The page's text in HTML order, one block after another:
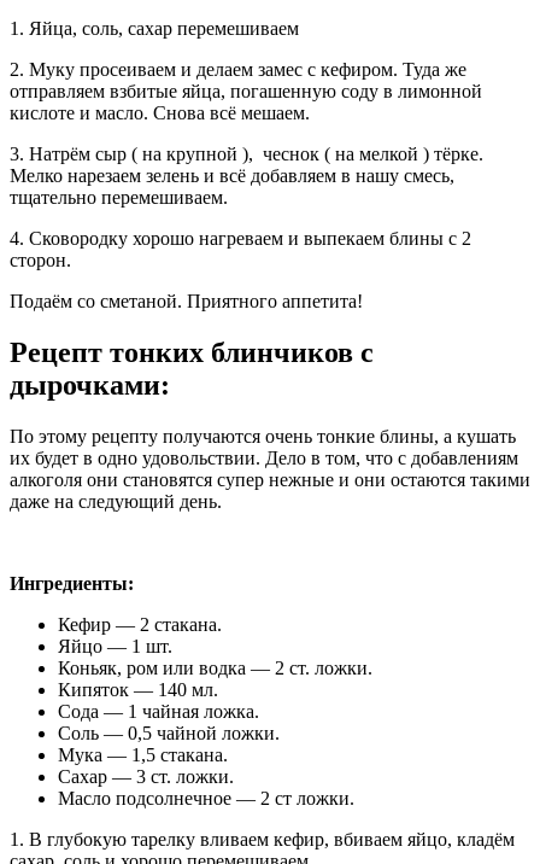
1. Яйца, соль, сахар перемешиваем
2. Муку просеиваем и делаем замес с кефиром. Туда же
отправляем взбитые яйца, погашенную соду в лимонной
кислоте и масло. Снова всё мешаем.
3. Натрём сыр ( на крупной ), чеснок ( на мелкой ) тёрке.
Мелко нарезаем зелень и всё добавляем в нашу смесь,
тщательно перемешиваем.
4. Сковородку хорошо нагреваем и выпекаем блины с 2
сторон.
Подаём со сметаной. Приятного аппетита!
Рецепт тонких блинчиков с
дырочками:
По этому рецепту получаются очень тонкие блины, а кушать
их будет в одно удовольствии. Дело в том, что с добавлениям
алкоголя они становятся супер нежные и они остаются такими
даже на следующий день.
Ингредиенты:
Кефир — 2 стакана.
Яйцо — 1 шт.
Коньяк, ром или водка — 2 ст. ложки.
Кипяток — 140 мл.
Сода — 1 чайная ложка.
Соль — 0,5 чайной ложки.
Мука — 1,5 стакана.
Сахар — 3 ст. ложки.
Масло подсолнечное — 2 ст ложки.
1. В глубокую тарелку вливаем кефир, вбиваем яйцо, кладём